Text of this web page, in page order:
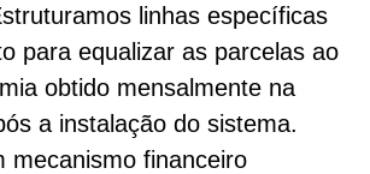
linhas específicas
para equalizar as parcelas ao
obtido mensalmente na
a instalação do sistema.
mecanismo financeiro